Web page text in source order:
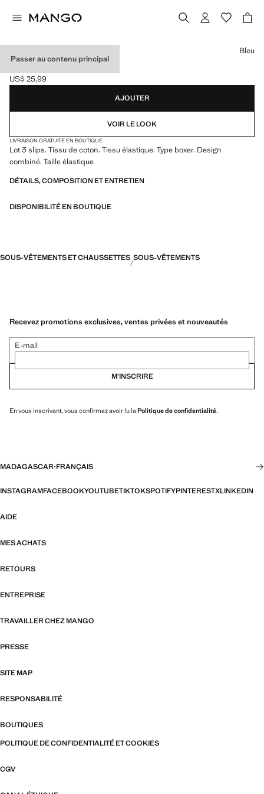
Passer au contenu principal
LOT 3 SLIPS COMBINÉS
Prix actuel [US$ 25,99 ]
US$ 25,99
Choisissez une couleur
Bleu
AJOUTER
VOIR LE LOOK
LIVRAISON GRATUITE EN BOUTIQUE
Lot 3 slips. Tissu de coton. Tissu élastique. Type boxer. Design
combiné. Taille élastique
DÉTAILS, COMPOSITION ET ENTRETIEN
DISPONIBILITÉ EN BOUTIQUE
SOUS-VÊTEMENTS ET CHAUSSETTES SOUS-VÊTEMENTS
Recevez promotions exclusives, ventes privées et nouveautés
E-mail
M’INSCRIRE
En vous inscrivant, vous confirmez avoir lu la Politique de confidentialité.
MADAGASCAR·FRANÇAIS
INSTAGRAMFACEBOOKYOUTUBETIKTOKSPOTIFYPINTERESTXLINKEDIN
AIDE
MES ACHATS
RETOURS
ENTREPRISE
TRAVAILLER CHEZ MANGO
PRESSE
SITE MAP
RESPONSABILITÉ
BOUTIQUES
POLITIQUE DE CONFIDENTIALITÉ ET COOKIES
CGV